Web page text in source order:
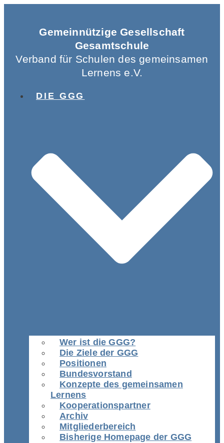
Gemeinnützige Gesellschaft
Gesamtschule
Verband für Schulen des gemeinsamen
Lernens e.V.
DIE GGG
Wer ist die GGG?
Die Ziele der GGG
Positionen
Bundesvorstand
Konzepte des gemeinsamen
Lernens
Kooperationspartner
Archiv
Mitgliederbereich
Bisherige Homepage der GGG